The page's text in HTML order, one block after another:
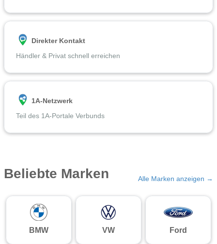
Direkter Kontakt
Händler & Privat schnell erreichen
1A-Netzwerk
Teil des 1A-Portale Verbunds
Beliebte Marken Alle Marken anzeigen →
BMW VW Ford